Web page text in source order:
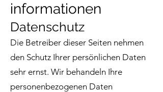
informationen
Datenschutz
Die Betreiber dieser Seiten nehmen
den Schutz Ihrer persönlichen Daten
sehr ernst. Wir behandeln Ihre
personenbezogenen Daten